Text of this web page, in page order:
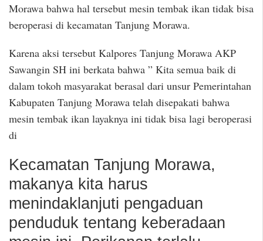
Morawa bahwa hal tersebut mesin tembak ikan tidak bisa
beroperasi di kecamatan Tanjung Morawa.
Karena aksi tersebut Kalpores Tanjung Morawa AKP
Sawangin SH ini berkata bahwa ” Kita semua baik di
dalam tokoh masyarakat berasal dari unsur Pemerintahan
Kabupaten Tanjung Morawa telah disepakati bahwa
mesin tembak ikan layaknya ini tidak bisa lagi beroperasi
di
Kecamatan Tanjung Morawa,
makanya kita harus
menindaklanjuti pengaduan
penduduk tentang keberadaan